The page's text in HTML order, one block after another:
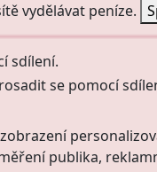
vydělávat peníze.
sdílení.
se pomocí
publika,